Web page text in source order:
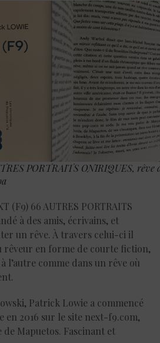
PORTRAITS ONIRIQUES, rêve
(F9) 66 AUTRES PORTRAITS
à des amis, écrivains, et
un rêve. À travers celui-ci il
en forme de courte fiction,
l’autre comme dans un rêve où
Patrick Lowie a commencé
en 2016 sur le site next-f9.com,
Mapuetos. Fascinant et